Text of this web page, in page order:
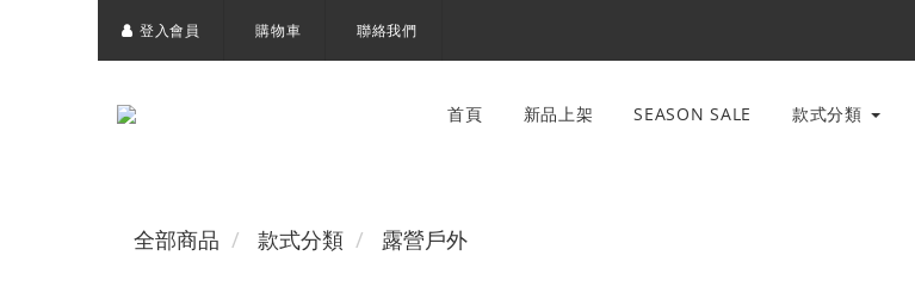
登入會員 購物車 聯絡我們
首頁 新品上架 SEASON SALE 款式分類
全部商品 款式分類 露營戶外